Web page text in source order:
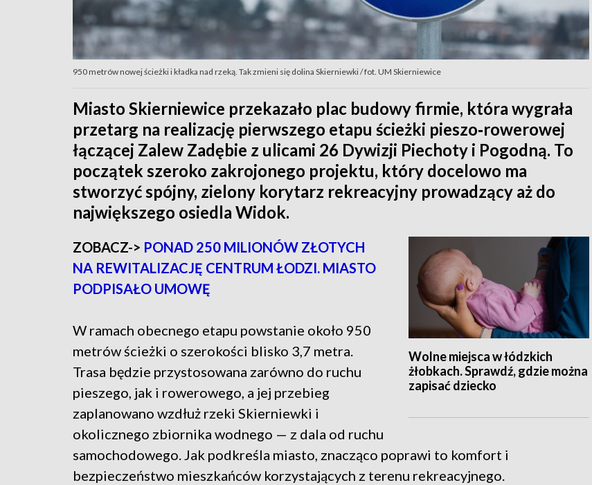
950 metrów nowej ścieżki i kładka nad rzeką. Tak zmieni się dolina Skierniewki / fot. UM Skierniewice
Miasto Skierniewice przekazało plac budowy firmie, która wygrała
przetarg na realizację pierwszego etapu ścieżki pieszo‑rowerowej
łączącej Zalew Zadębie z ulicami 26 Dywizji Piechoty i Pogodną. To
początek szeroko zakrojonego projektu, który docelowo ma
stworzyć spójny, zielony korytarz rekreacyjny prowadzący aż do
największego osiedla Widok.
Wolne miejsca w łódzkich
żłobkach. Sprawdź, gdzie można
zapisać dziecko
ZOBACZ-> PONAD 250 MILIONÓW ZŁOTYCH
NA REWITALIZACJĘ CENTRUM ŁODZI. MIASTO
PODPISAŁO UMOWĘ
W ramach obecnego etapu powstanie około 950
metrów ścieżki o szerokości blisko 3,7 metra.
Trasa będzie przystosowana zarówno do ruchu
pieszego, jak i rowerowego, a jej przebieg
zaplanowano wzdłuż rzeki Skierniewki i
okolicznego zbiornika wodnego — z dala od ruchu
samochodowego. Jak podkreśla miasto, znacząco poprawi to komfort i
bezpieczeństwo mieszkańców korzystających z terenu rekreacyjnego.